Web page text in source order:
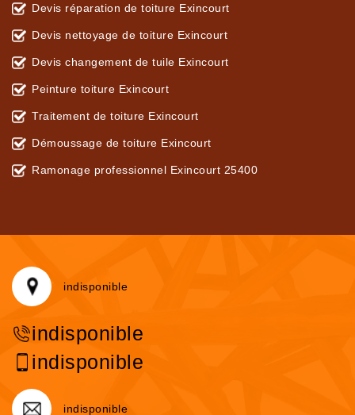
Devis réparation de toiture Exincourt
Devis nettoyage de toiture Exincourt
Devis changement de tuile Exincourt
Peinture toiture Exincourt
Traitement de toiture Exincourt
Démoussage de toiture Exincourt
Ramonage professionnel Exincourt 25400
indisponible
indisponible
indisponible
indisponible